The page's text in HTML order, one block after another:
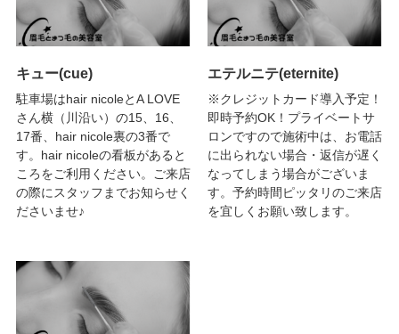
キュー(cue)
駐車場はhair nicoleとA LOVE
さん横（川沿い）の15、16、
17番、hair nicole裏の3番で
す。hair nicoleの看板があると
ころをご利用ください。ご来店
の際にスタッフまでお知らせく
ださいませ♪
エテルニテ(eternite)
※クレジットカード導入予定！
即時予約OK！プライベートサ
ロンですので施術中は、お電話
に出られない場合・返信が遅く
なってしまう場合がございま
す。予約時間ピッタリのご来店
を宜しくお願い致します。